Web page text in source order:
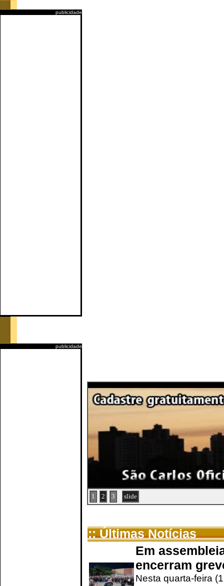
publicidade
publicidade
1 2 3 slide
:: Últimas Notícias
Em
encerram
Nesta quarta-feira